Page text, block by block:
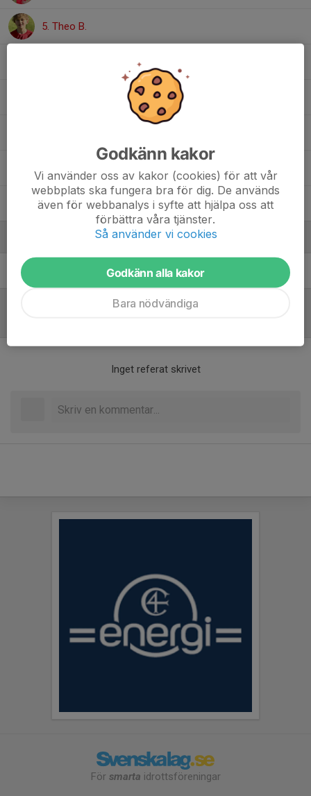
5. Theo B.
14. Emil S.
Jenny SödermanTränare
Inget referat skrivet
För smarta idrottsföreningar
Godkänn kakor
Vi använder oss av kakor (cookies) för att vår
webbplats ska fungera bra för dig. De används
även för webbanalys i syfte att hjälpa oss att
förbättra våra tjänster.
Så använder vi cookies
Godkänn alla kakor
Bara nödvändiga